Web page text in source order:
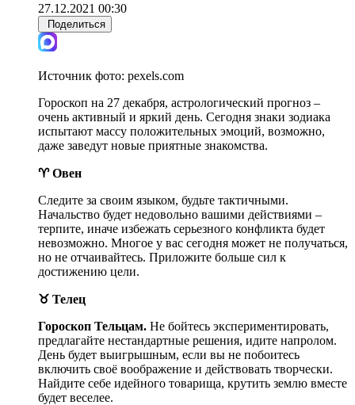
27.12.2021 00:30
Поделиться
Источник фото: pexels.com
Гороскоп на 27 декабря, астрологический прогноз –
очень активный и яркий день. Сегодня знаки зодиака
испытают массу положительных эмоций, возможно,
даже заведут новые приятные знакомства.
♈ Овен
Следите за своим языком, будьте тактичными.
Начальство будет недовольно вашими действиями –
терпите, иначе избежать серьезного конфликта будет
невозможно. Многое у вас сегодня может не получаться,
но не отчаивайтесь. Приложите больше сил к
достижению цели.
♉ Телец
Гороскоп Тельцам. Не бойтесь экспериментировать,
предлагайте нестандартные решения, идите напролом.
День будет выигрышным, если вы не побоитесь
включить своё воображение и действовать творчески.
Найдите себе идейного товарища, крутить землю вместе
будет веселее.